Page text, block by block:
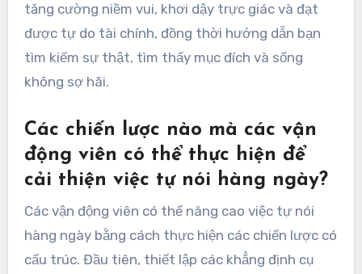
tăng cường niềm vui, khơi dậy trực giác và đạt
được tự do tài chính, đồng thời hướng dẫn bạn
tìm kiếm sự thật, tìm thấy mục đích và sống
không sợ hãi.
Các chiến lược nào mà các vận
động viên có thể thực hiện để
cải thiện việc tự nói hàng ngày?
Các vận động viên có thể nâng cao việc tự nói
hàng ngày bằng cách thực hiện các chiến lược có
cấu trúc. Đầu tiên, thiết lập các khẳng định cụ